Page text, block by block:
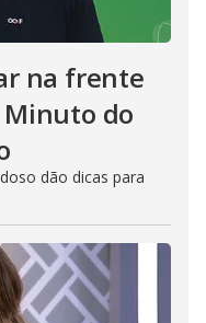
na frente
do
dão dicas para